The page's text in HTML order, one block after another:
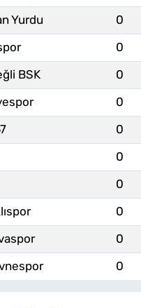
Yurdu 0
0
BSK 0
0
0
0
0
0
0
0